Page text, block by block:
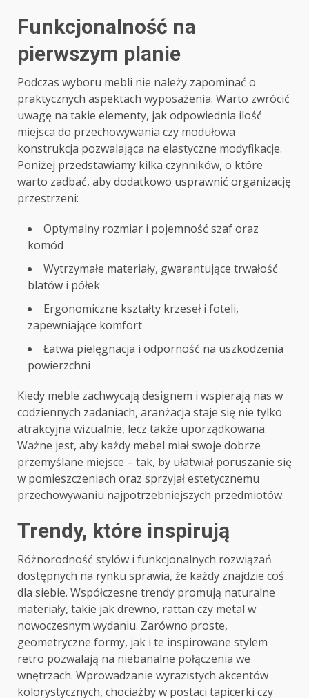
Funkcjonalność na
pierwszym planie
Podczas wyboru mebli nie należy zapominać o
praktycznych aspektach wyposażenia. Warto zwrócić
uwagę na takie elementy, jak odpowiednia ilość
miejsca do przechowywania czy modułowa
konstrukcja pozwalająca na elastyczne modyfikacje.
Poniżej przedstawiamy kilka czynników, o które
warto zadbać, aby dodatkowo usprawnić organizację
przestrzeni:
Optymalny rozmiar i pojemność szaf oraz
komód
Wytrzymałe materiały, gwarantujące trwałość
blatów i półek
Ergonomiczne kształty krzeseł i foteli,
zapewniające komfort
Łatwa pielęgnacja i odporność na uszkodzenia
powierzchni
Kiedy meble zachwycają designem i wspierają nas w
codziennych zadaniach, aranżacja staje się nie tylko
atrakcyjna wizualnie, lecz także uporządkowana.
Ważne jest, aby każdy mebel miał swoje dobrze
przemyślane miejsce – tak, by ułatwiał poruszanie się
w pomieszczeniach oraz sprzyjał estetycznemu
przechowywaniu najpotrzebniejszych przedmiotów.
Trendy, które inspirują
Różnorodność stylów i funkcjonalnych rozwiązań
dostępnych na rynku sprawia, że każdy znajdzie coś
dla siebie. Współczesne trendy promują naturalne
materiały, takie jak drewno, rattan czy metal w
nowoczesnym wydaniu. Zarówno proste,
geometryczne formy, jak i te inspirowane stylem
retro pozwalają na niebanalne połączenia we
wnętrzach. Wprowadzanie wyrazistych akcentów
kolorystycznych, chociażby w postaci tapicerki czy